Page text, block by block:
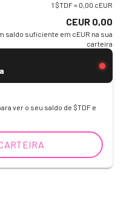
1 $TDF = 0,00 cEUR
CEUR 0,00
saldo suficiente em cEUR na sua
carteira
ver o seu saldo de $TDF e